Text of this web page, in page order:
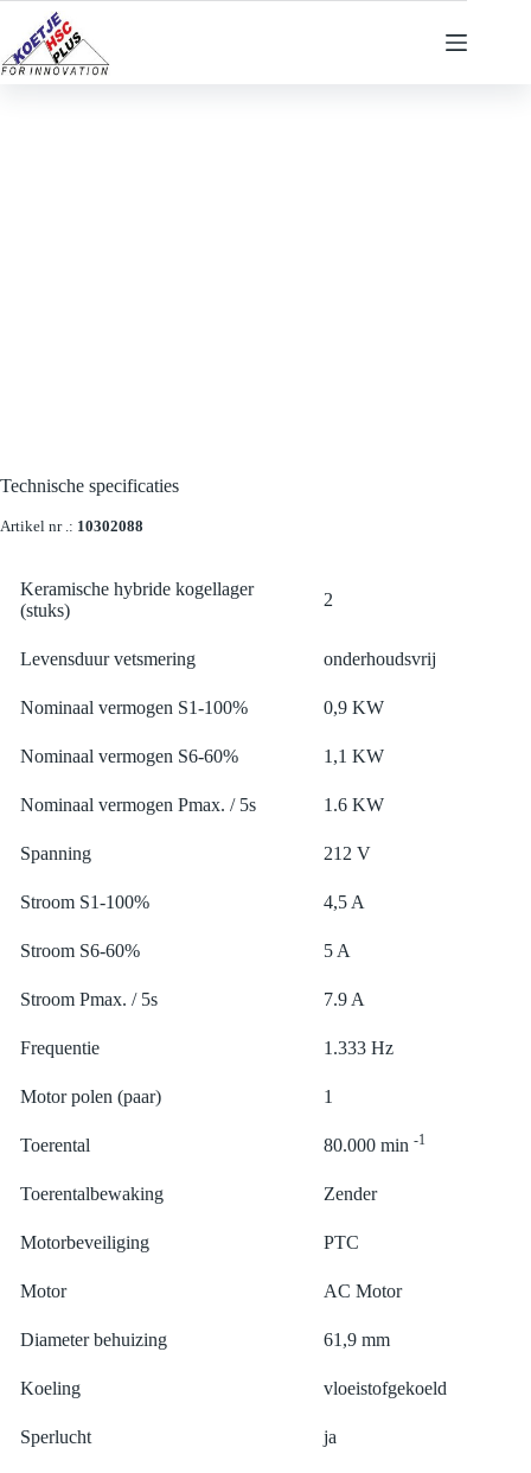
de
inhoud
Technische specificaties
Artikel nr .: 10302088
Keramische hybride kogellager
(stuks)
2
Levensduur vetsmering onderhoudsvrij
Nominaal vermogen S1-100% 0,9 KW
Nominaal vermogen S6-60% 1,1 KW
Nominaal vermogen Pmax. / 5s 1.6 KW
Spanning 212 V
Stroom S1-100% 4,5 A
Stroom S6-60% 5 A
Stroom Pmax. / 5s 7.9 A
Frequentie 1.333 Hz
Motor polen (paar) 1
Toerental 80.000 min -1
Toerentalbewaking Zender
Motorbeveiliging PTC
Motor AC Motor
Diameter behuizing 61,9 mm
Koeling vloeistofgekoeld
Sperlucht ja